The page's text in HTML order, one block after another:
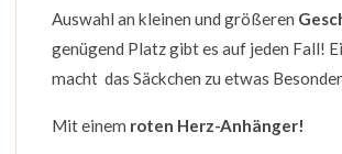
Auswahl an kleinen und größeren
genügend Platz gibt es auf jeden Fall!
macht das Säckchen zu etwas
Mit einem roten Herz-Anhänger!